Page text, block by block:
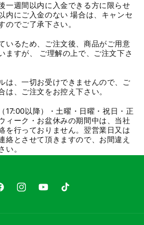
一週間以内に入金できる方に限らせ
内にご入金のない 場合は、キャンセ
のでご了承下さい。
いるため、ご注文後、商品がご用意
ますが、 ご理解の上で、ご注文下さ
は、一切お受けできませんので、ご
は、ご注文をお控え下さい。
17:00以降）・土曜・日曜・祝日・正
ィーク・お盆休みの期間中は、当社
を行っておりません。翌営業日又は
絡とさせて頂きますので、お間違え
い。
InstagramYouTubeTikTok